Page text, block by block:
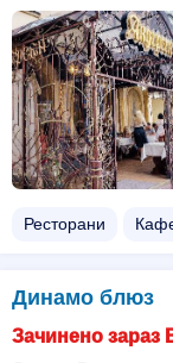
Ресторани
Динамо блюз
Зачинено зараз